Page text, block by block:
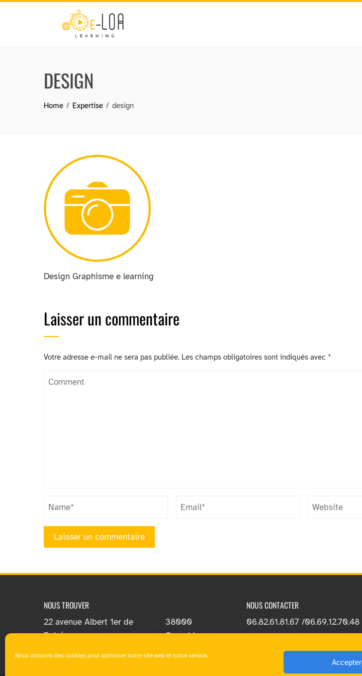
Nous utilisons des cookies pour optimiser notre site web et notre service.
Accepter
DESIGN
Home Expertise design
Design Graphisme e learning
Laisser un commentaire
Votre adresse e-mail ne sera pas publiée. Les champs obligatoires sont indiqués avec *
NOUS TROUVER
22 avenue Albert 1er de
Belgique
38000
Grenoble
NOUS CONTACTER
06.82.61.81.67 /06.69.12.70.48